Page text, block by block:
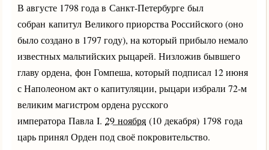
В августе 1798 года в Санкт-Петербурге был
собран капитул Великого приорства Российского (оно
было создано в 1797 году), на который прибыло немало
известных мальтийских рыцарей. Низложив бывшего
главу ордена, фон Гомпеша, который подписал 12 июня
с Наполеоном акт о капитуляции, рыцари избрали 72-м
великим магистром ордена русского
императора Павла I. 29 ноября (10 декабря) 1798 года
царь принял Орден под своё покровительство.